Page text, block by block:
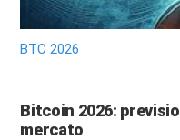
BTC 2026
Bitcoin 2026:
mercato